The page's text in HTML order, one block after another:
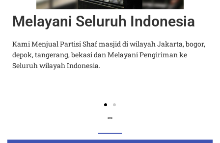
Melayani Seluruh Indonesia
Kami Menjual Partisi Shaf masjid di wilayah Jakarta, bogor,
depok, tangerang, bekasi dan Melayani Pengiriman ke
Seluruh wilayah Indonesia.
<>